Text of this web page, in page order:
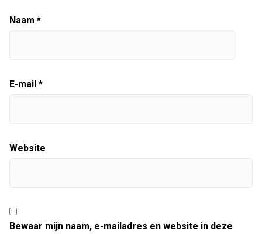
Naam *
E-mail *
Website
Bewaar mijn naam, e-mailadres en website in deze